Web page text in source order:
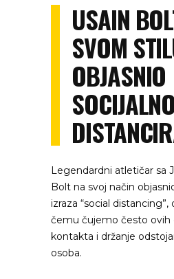
USAIN
SVOM
OBJASNIO
SOCIJALNO
Legendardni atletičar sa
Bolt na svoj način
izraza “social
čemu čujemo često ovih
kontakta i držanje
osoba.